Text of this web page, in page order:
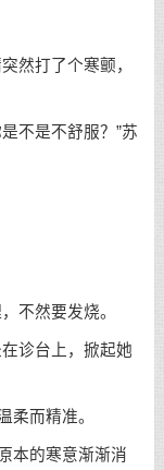
然打了个寒颤，
不是不舒服？”苏
不然要发烧。
诊台上，掀起她
柔而精准。
本的寒意渐渐消